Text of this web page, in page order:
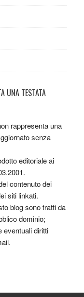
UNA TESTATA
rappresenta una
senza
editoriale ai
contenuto dei
siti linkati.
blog sono tratti da
dominio;
eventuali diritti